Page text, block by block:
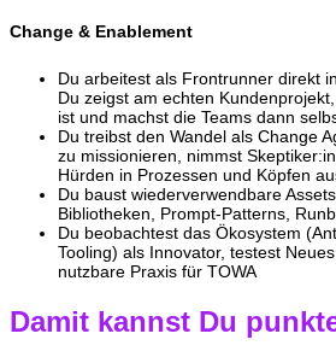
Change & Enablement
Du arbeitest als Frontrunner direkt
Du zeigst am echten
ist und machst die Teams dann
Du treibst den Wandel als Change
zu missionieren, nimmst
Hürden in Prozessen und Köpfen
Du baust wiederverwendbare
Bibliotheken, Prompt-Patterns,
Du beobachtest das Ökosystem
Tooling) als Innovator, testest
nutzbare Praxis für TOWA
Damit kannst Du